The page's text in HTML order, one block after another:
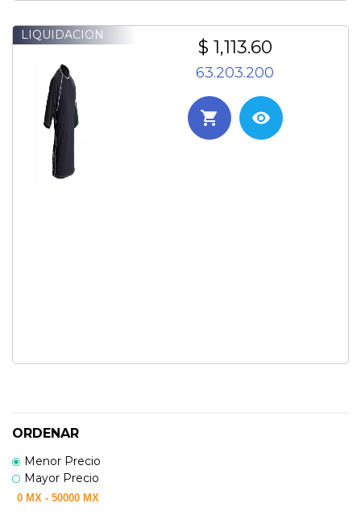
LIQUIDACION
$ 1,113.60
63.203.200
ORDENAR
Menor Precio
Mayor Precio